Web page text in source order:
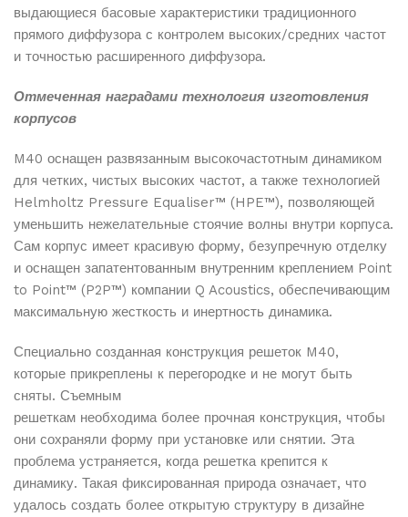
выдающиеся басовые характеристики традиционного
прямого диффузора с контролем высоких/средних частот
и точностью расширенного диффузора.
Отмеченная наградами технология изготовления
корпусов
M40 оснащен развязанным высокочастотным динамиком
для четких, чистых высоких частот, а также технологией
Helmholtz Pressure Equaliser™ (HPE™), позволяющей
уменьшить нежелательные стоячие волны внутри корпуса.
Сам корпус имеет красивую форму, безупречную отделку
и оснащен запатентованным внутренним креплением Point
to Point™ (P2P™) компании Q Acoustics, обеспечивающим
максимальную жесткость и инертность динамика.
Специально созданная конструкция решеток M40,
которые прикреплены к перегородке и не могут быть
сняты. Съемным
решеткам необходима более прочная конструкция, чтобы
они сохраняли форму при установке или снятии. Эта
проблема устраняется, когда решетка крепится к
динамику. Такая фиксированная природа означает, что
удалось создать более открытую структуру в дизайне